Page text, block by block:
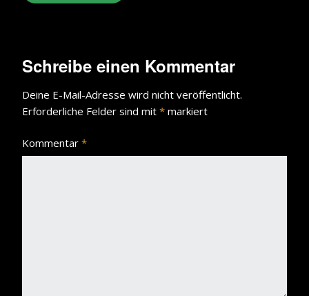
Schreibe einen Kommentar
Deine E-Mail-Adresse wird nicht veröffentlicht.
Erforderliche Felder sind mit * markiert
Kommentar *